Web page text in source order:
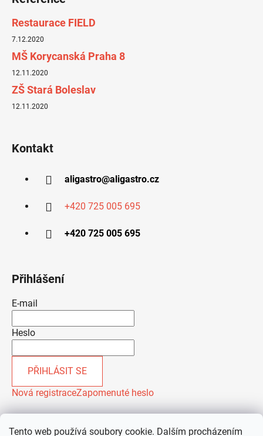
Tento web používá soubory cookie. Dalším procházením
Restaurace FIELD
7.12.2020
MŠ Korycanská Praha 8
12.11.2020
ZŠ Stará Boleslav
12.11.2020
Kontakt
aligastro@aligastro.cz
+420 725 005 695
+420 725 005 695
Přihlášení
E-mail
Heslo
PŘIHLÁSIT SE
Nová registraceZapomenuté heslo